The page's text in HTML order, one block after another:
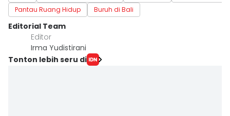
Pantau Ruang Hidup
Buruh di Bali
Editorial Team
Editor
Irma Yudistirani
Tonton lebih seru di